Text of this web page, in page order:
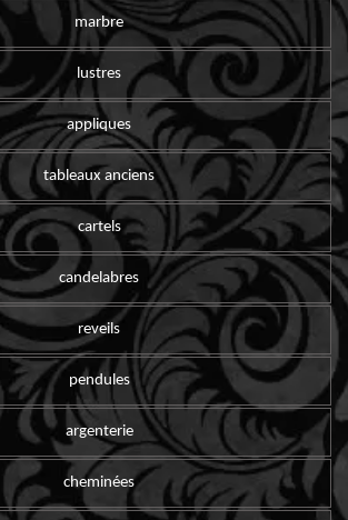
marbre
lustres
appliques
tableaux anciens
cartels
candelabres
reveils
pendules
argenterie
cheminées